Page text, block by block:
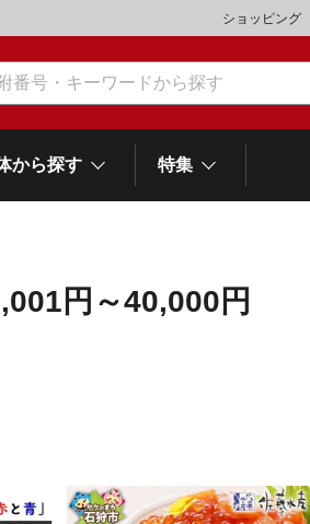
ショッピング
・アウトドア 雑貨・日用品
から探す
愛知県
大府市 春日井市 名古屋市
特集
円～40,000円